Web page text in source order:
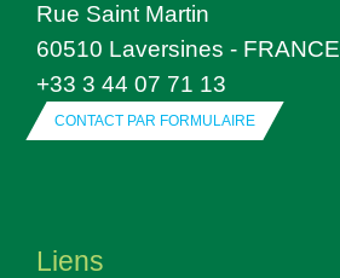
Rue Saint Martin
60510 Laversines - FRANCE
+33 3 44 07 71 13
CONTACT PAR FORMULAIRE
Liens